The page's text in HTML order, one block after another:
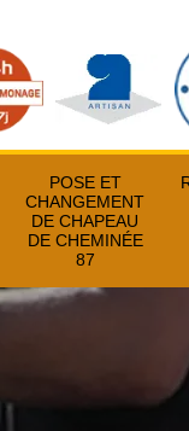
POSE ET
CHANGEMENT
DE CHAPEAU
DE CHEMINÉE
87